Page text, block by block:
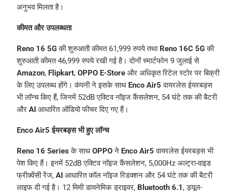
अनुभव मिलता है।
कीमत और उपलब्धता
Reno 16 5Gकी शुरुआती कीमत 61,999 रुपये तथा Reno 16C 5Gकी
शुरुआती कीमत 46,999 रुपये रखी गई है। दोनों स्मार्टफोन 9 जुलाई से
Amazon, Flipkart, OPPO E-Storeऔर अधिकृत रिटेल स्टोर पर बिक्री
के लिए उपलब्ध होंगे। कंपनी ने इसके साथ Enco Air5 वायरलेस ईयरबड्स
भी लॉन्च किए हैं, जिनमें 52dB एक्टिव नॉइज कैंसलेशन, 54 घंटे तक की बैटरी
और AIआधारित ऑडियो फीचर दिए गए हैं।
Enco Air5 ईयरबड्स भी हुए लॉन्च
Reno 16 Series के साथ OPPOने Enco Air5 वायरलेस ईयरबड्स भी
पेश किए हैं। इनमें 52dB एक्टिव नॉइज कैंसलेशन, 5,000Hz अल्ट्रा-वाइड
फ्रीक्वेंसी रेंज, AIआधारित कॉल नॉइज रिडक्शन और 54 घंटे तक की बैटरी
लाइफ दी गई है। 12 मिमी डायनेमिक ड्राइवर, Bluetooth 6.1 , ड्यूल-